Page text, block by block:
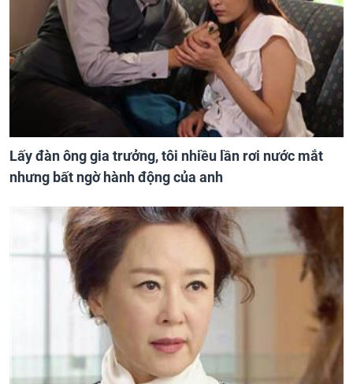
Lấy đàn ông gia trưởng, tôi nhiều lần rơi nước mắt
nhưng bất ngờ hành động của anh